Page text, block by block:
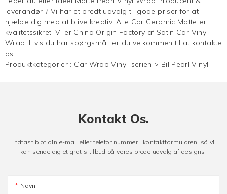
leverandør ? Vi har et bredt udvalg til gode priser for at
hjælpe dig med at blive kreativ. Alle Car Ceramic Matte er
kvalitetssikret. Vi er China Origin Factory af Satin Car Vinyl
Wrap. Hvis du har spørgsmål, er du velkommen til at kontakte
os.
Produktkategorier : Car Wrap Vinyl-serien > Bil Pearl Vinyl
Kontakt Os.
Indtast blot din e-mail eller telefonnummer i kontaktformularen, så vi
kan sende dig et gratis tilbud på vores brede udvalg af designs.
Navn